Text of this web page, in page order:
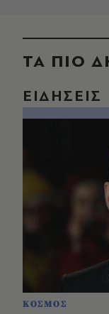
ΤΑ ΠΙΟ
ΕΙΔΗΣΕΙΣ
ΚΟΣΜΟΣ